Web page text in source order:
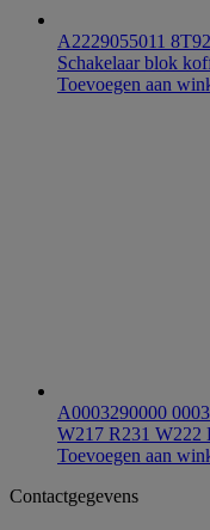
A2229055011
Schakelaar blok
Toevoegen aan
A0003290000
W217 R231 W222
Toevoegen aan
Contactgegevens